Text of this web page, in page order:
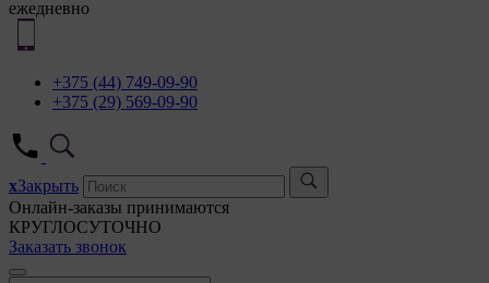
ежедневно
+375 (44) 749-09-90
+375 (29) 569-09-90
xЗакрыть
Онлайн-заказы принимаются
КРУГЛОСУТОЧНО
Заказать звонок